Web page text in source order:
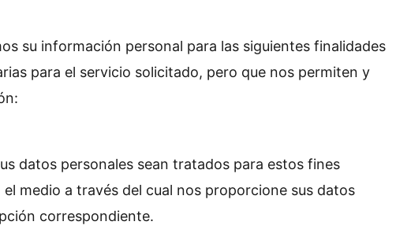
su información personal para las siguientes finalidades
para el servicio solicitado, pero que nos permiten y
datos personales sean tratados para estos fines
medio a través del cual nos proporcione sus datos
correspondiente.